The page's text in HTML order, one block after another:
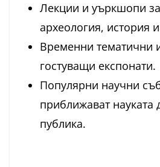
Лекции и уъркшопи
археология, история
Временни тематични
гостуващи експонати.
Популярни научни
приближават науката
публика.